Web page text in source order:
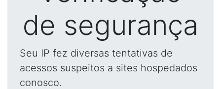
de segurança
Seu IP fez diversas tentativas de
acessos suspeitos a sites hospedados
conosco.